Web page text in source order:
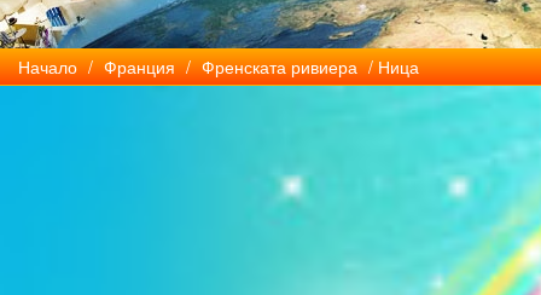
Начало / Франция / Френската ривиера / Ница